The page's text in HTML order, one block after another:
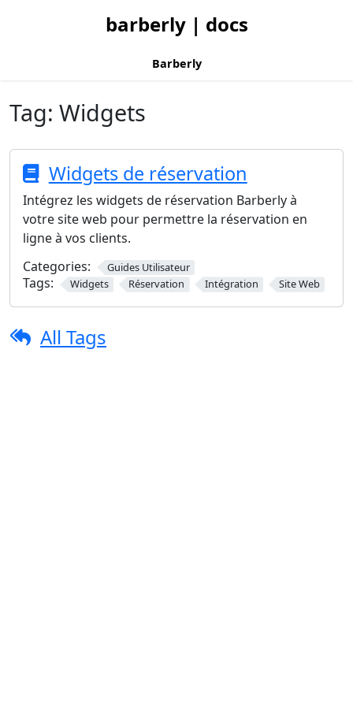
barberly | docs
Barberly
Tag: Widgets
Widgets de réservation
Intégrez les widgets de réservation Barberly à
votre site web pour permettre la réservation en
ligne à vos clients.
Categories:
Guides Utilisateur
Tags: Widgets Réservation Intégration Site Web
All Tags